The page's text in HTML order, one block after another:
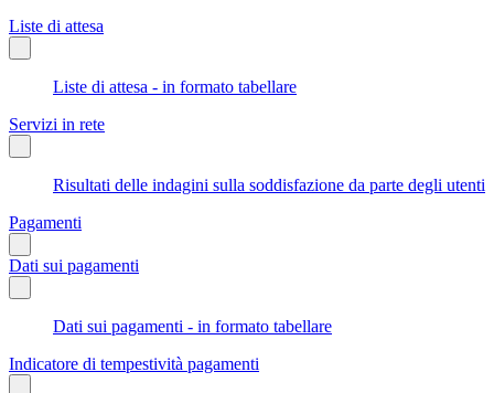
Liste di attesa
Liste di attesa - in formato tabellare
Servizi in rete
Risultati delle indagini sulla soddisfazione da parte degli utenti
Pagamenti
Dati sui pagamenti
Dati sui pagamenti - in formato tabellare
Indicatore di tempestività pagamenti